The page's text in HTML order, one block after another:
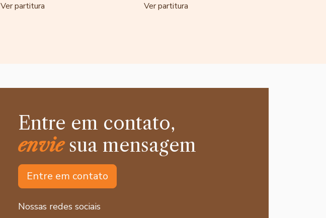
Ver partitura Ver partitura
Entre em contato,
enviesua mensagem
Entre em contato
Nossas redes sociais